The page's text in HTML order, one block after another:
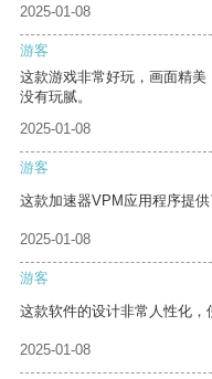
2025-01-08
游客
这款游戏非常好玩，画面精
没有玩腻。
2025-01-08
游客
这款加速器VPM应用程序提供
2025-01-08
游客
这款软件的设计非常人性化，
2025-01-08